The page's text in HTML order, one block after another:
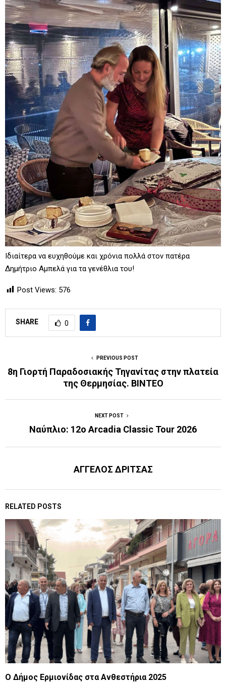
Ιδιαίτερα να ευχηθούμε και χρόνια πολλά στον πατέρα
Δημήτριο Αμπελά για τα γενέθλια του!
Post Views: 576
SHARE 0
PREVIOUS POST
8η Γιορτή Παραδοσιακής Τηγανίτας στην πλατεία
της Θερμησίας. BINTEO
NEXT POST
Nαύπλιο: 12ο Arcadia Classic Tour 2026
ΑΓΓΕΛΟΣ ΔΡΙΤΣΑΣ
RELATED POSTS
Ο Δήμος Ερμιονίδας στα Ανθεστήρια 2025